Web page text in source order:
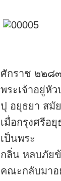
ศักราช ๒๒๘
พระเจ้าอยู่หั
ปุ อยุธยา สมั
เมื่อกรุงศรีอ
เป็นพระ
กลิ่น หลบภัย
คณะกลับมาอ